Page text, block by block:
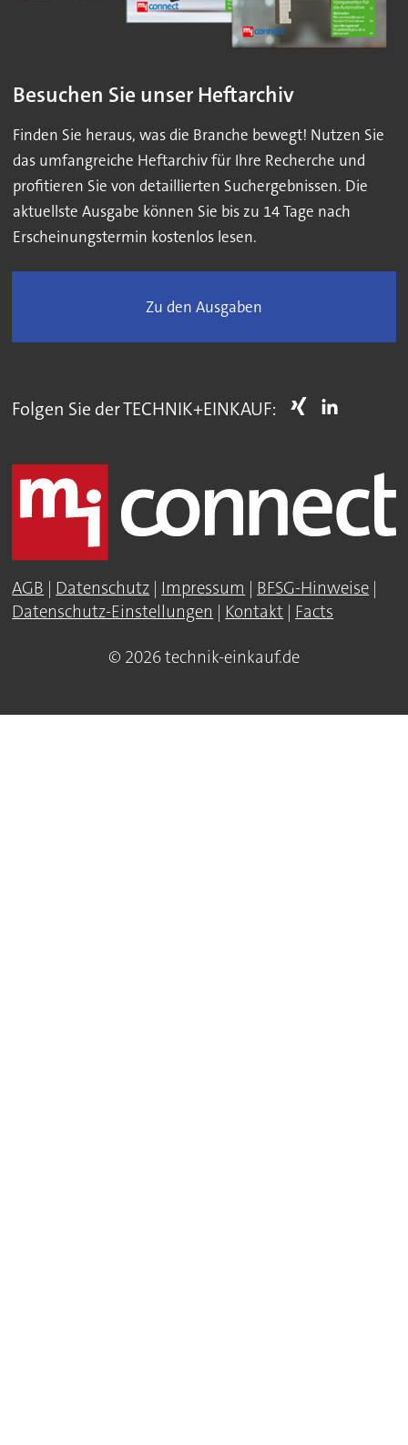
Besuchen Sie unser Heftarchiv
Finden Sie heraus, was die Branche bewegt! Nutzen Sie
das umfangreiche Heftarchiv für Ihre Recherche und
profitieren Sie von detaillierten Suchergebnissen. Die
aktuellste Ausgabe können Sie bis zu 14 Tage nach
Erscheinungstermin kostenlos lesen.
Zu den Ausgaben
Folgen Sie der TECHNIK+EINKAUF:
AGB | Datenschutz | Impressum | BFSG-Hinweise |
Datenschutz-Einstellungen | Kontakt | Facts
© 2026 technik-einkauf.de